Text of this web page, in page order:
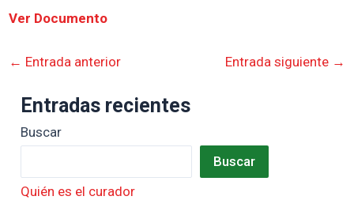
Ver Documento
← Entrada anterior Entrada siguiente →
Entradas recientes
Buscar
Buscar
Quién es el curador